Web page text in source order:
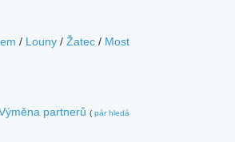
/ Louny / Žatec / Most
partnerů ( pár hledá